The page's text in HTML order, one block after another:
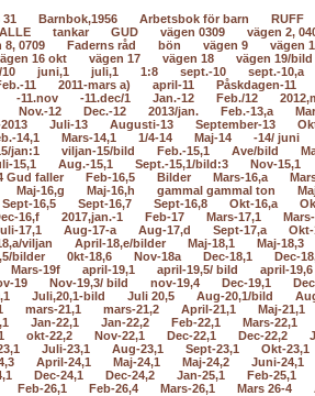
31 Barnbok,1956 Arbetsbok för barn RUFF
tankar GUD vägen 0309 vägen 2,
8, 0709 Faderns råd bön vägen 9 vägen
16 okt vägen 17 vägen 18 vägen 19/bild
juni,1 juli,1 1:8 sept.-10 sept.-10,a
11 2011-mars a) april-11 Påskdagen-11
-11.nov -11.dec/1 Jan.-12 Feb./12
Nov.-12 Dec.-12 2013/jan. Feb.-13,a
Juli-13 Augusti-13 September-13
14,1 Mars-14,1 1/4-14 Maj-14 -14/ juni
jan:1 viljan-15/bild Feb.-15,1 Ave/bild
15,1 Aug.-15,1 Sept.-15,1/bild:3 Nov-15,1
Gud faller Feb-16,5 Bilder Mars-16,a
Maj-16,g Maj-16,h gammal gammal ton
Sept-16,5 Sept-16,7 Sept-16,8 Okt-16,a
16,f 2017,jan.-1 Feb-17 Mars-17,1
17,1 Aug-17-a Aug-17,d Sept-17,a Okt-
viljan April-18,e/bilder Maj-18,1 Maj-18,3
bilder 0kt-18,6 Nov-18a Dec-18,1 Dec-
Mars-19f april-19,1 april-19,5/ bild april-19,6
19 Nov-19,3/ bild nov-19,4 Dec-19,1
Juli,20,1-bild Juli 20,5 Aug-20,1/bild
mars-21,1 mars-21,2 April-21,1 Maj-21,1
Jan-22,1 Jan-22,2 Feb-22,1 Mars-22,1
okt-22,2 Nov-22,1 Dec-22,1 Dec-22,2
Juli-23,1 Aug-23,1 Sept-23,1 Okt-23,1
April-24,1 Maj-24,1 Maj-24,2 Juni-24,1
Dec-24,1 Dec-24,2 Jan-25,1 Feb-25,1
Feb-26,1 Feb-26,4 Mars-26,1 Mars 26-4